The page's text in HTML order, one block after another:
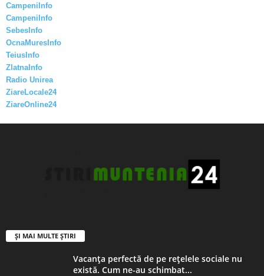
CampeniInfo
CampeniInfo
SebesInfo
OcnaMuresInfo
TeiusInfo
ZlatnaInfo
Radio Unirea
ZiareLocale24
ZiareOnline24
ȘI MAI MULTE ȘTIRI
Vacanța perfectă de pe rețelele sociale nu
există. Cum ne-au schimbat...